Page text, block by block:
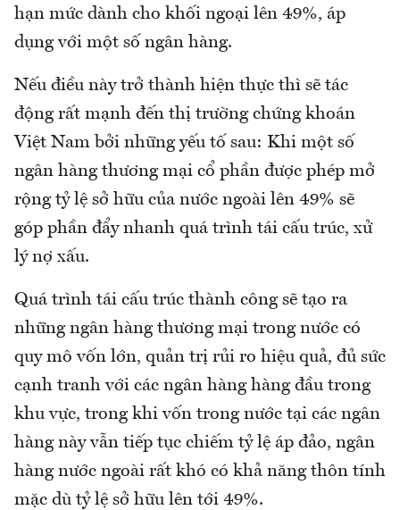
hạn mức dành cho khối ngoại lên 49%, áp
dụng với một số ngân hàng.
Nếu điều này trở thành hiện thực thì sẽ tác
động rất mạnh đến thị trường chứng khoán
Việt Nam bởi những yếu tố sau: Khi một số
ngân hàng thương mại cổ phần được phép mở
rộng tỷ lệ sở hữu của nước ngoài lên 49% sẽ
góp phần đẩy nhanh quá trình tái cấu trúc, xử
lý nợ xấu.
Quá trình tái cấu trúc thành công sẽ tạo ra
những ngân hàng thương mại trong nước có
quy mô vốn lớn, quản trị rủi ro hiệu quả, đủ sức
cạnh tranh với các ngân hàng hàng đầu trong
khu vực, trong khi vốn trong nước tại các ngân
hàng này vẫn tiếp tục chiếm tỷ lệ áp đảo, ngân
hàng nước ngoài rất khó có khả năng thôn tính
mặc dù tỷ lệ sở hữu lên tới 49%.